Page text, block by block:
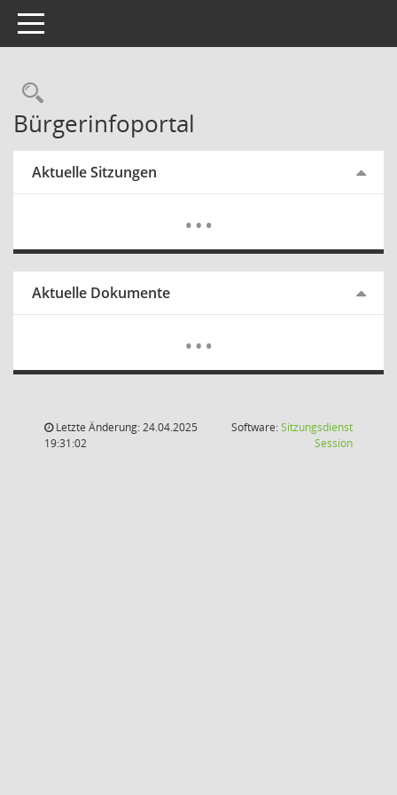
Toggle navigation
Rechercheauswahl
Bürgerinfoportal
Aktuelle Sitzungen
…Mehr
Aktuelle Dokumente
…Mehr
Letzte Änderung: 24.04.2025
19:31:02
Software:Sitzungsdienst
Session(Wird in